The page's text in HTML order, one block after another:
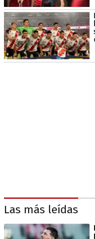
Las más leídas